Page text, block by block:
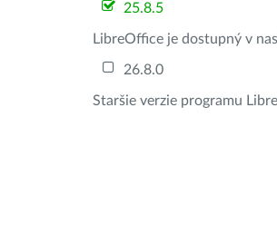
25.8.5
LibreOffice je dostupný v
26.8.0
Staršie verzie programu